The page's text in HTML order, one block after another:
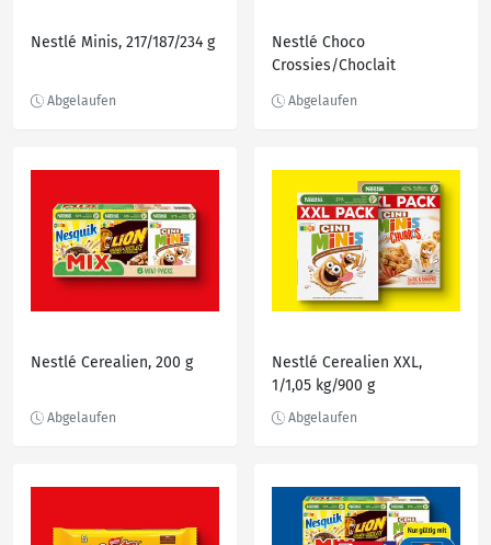
Nestlé Minis, 217/187/234 g
Nestlé Choco
Crossies/Choclait
eln, 150/115/140 g
Nestlé Cerealien, 200 g
Nestlé Cerealien XXL,
1/1,05 kg/900 g